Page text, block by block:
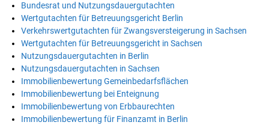
Bundesrat und Nutzungsdauergutachten
Wertgutachten für Betreuungsgericht Berlin
Verkehrswertgutachten für Zwangsversteigerung in Sachsen
Wertgutachten für Betreuungsgericht in Sachsen
Nutzungsdauergutachten in Berlin
Nutzungsdauergutachten in Sachsen
Immobilienbewertung Gemeinbedarfsflächen
Immobilienbewertung bei Enteignung
Immobilienbewertung von Erbbaurechten
Immobilienbewertung für Finanzamt in Berlin